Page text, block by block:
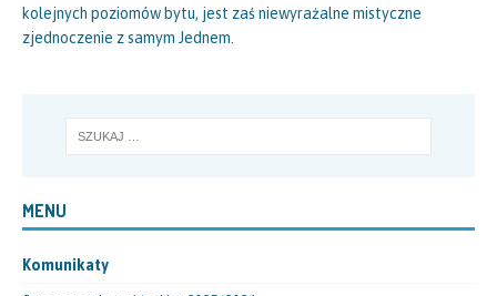
kolejnych poziomów bytu, jest zaś niewyrażalne mistyczne
zjednoczenie z samym Jednem.
MENU
Komunikaty